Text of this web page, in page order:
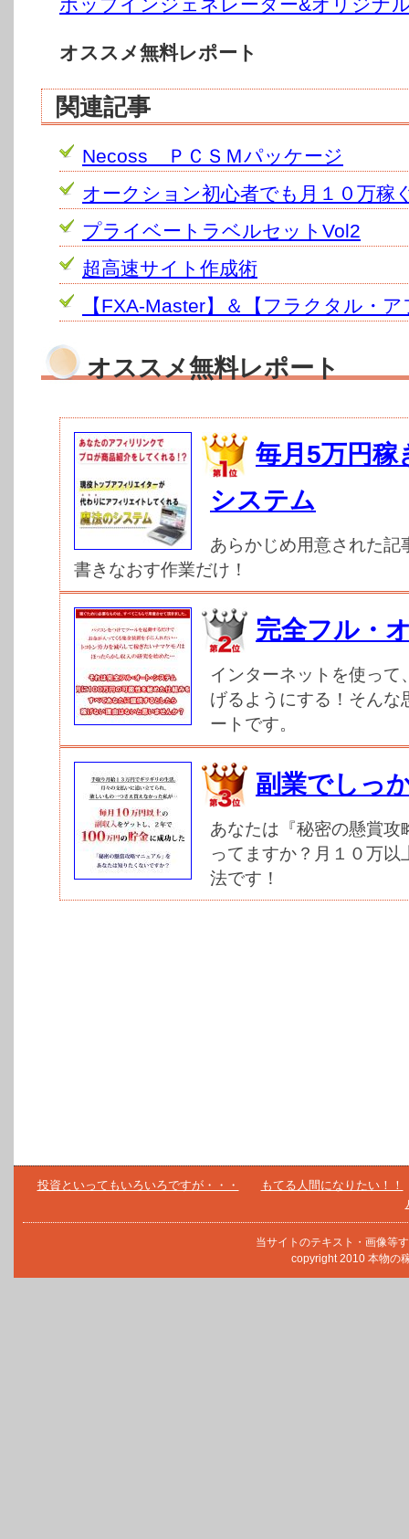
ポップインジェネレーター&オリジナ
オススメ無料レポート
関連記事
Necoss ＰＣＳＭパッケージ
オークション初心者でも月１０万稼
プライベートラベルセットVol2
超高速サイト作成術
【FXA-Master】＆【フラクタル・
オススメ無料レポート
毎月5万円稼
システム
あらかじめ用意された記
書きなおす作業だけ！
完全フル・
インターネットを使って
げるようにする！そんな
ートです。
副業でしっ
あなたは『秘密の懸賞攻
ってますか？月１０万以
法です！
投資といってもいろいろですが・・・
もてる人間になりたい！！
当サイトのテキスト・画像等
copyright 2010 本物の